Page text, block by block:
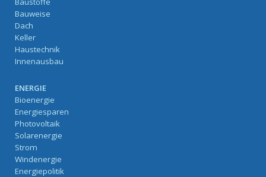
Bauweise
Dach
Keller
Haustechnik
Innenausbau
ENERGIE
Bioenergie
Energiesparen
Photovoltaik
Solarenergie
Strom
Windenergie
Energiepolitik